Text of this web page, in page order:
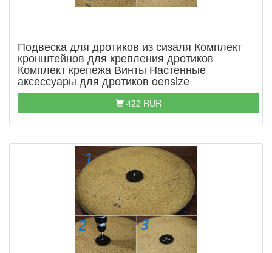
Подвеска для дротиков из сизаля Комплект
кронштейнов для крепления дротиков
Комплект крепежа Винты Настенные
аксессуары для дротиков oensize
422 RUR